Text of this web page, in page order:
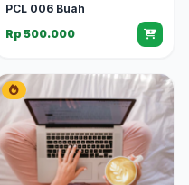
PCL 006 Buah
Rp 500.000